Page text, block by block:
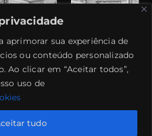
aprimorar sua experiência de
ou conteúdo personalizado
Ao clicar em “Aceitar todos”,
uso de
tudo